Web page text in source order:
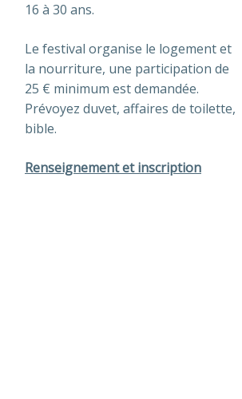
16 à 30 ans.
Le festival organise le logement et
la nourriture, une participation de
25 € minimum est demandée.
Prévoyez duvet, affaires de toilette,
bible.
Renseignement et inscription